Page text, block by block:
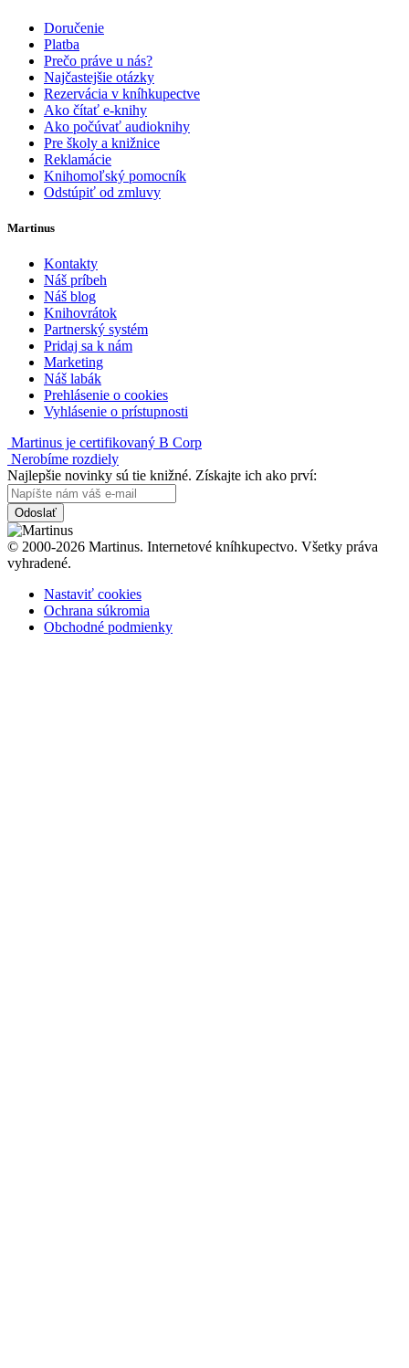
Doručenie
Platba
Prečo práve u nás?
Najčastejšie otázky
Rezervácia v kníhkupectve
Ako čítať e-knihy
Ako počúvať audioknihy
Pre školy a knižnice
Reklamácie
Knihomoľský pomocník
Odstúpiť od zmluvy
Martinus
Kontakty
Náš príbeh
Náš blog
Knihovrátok
Partnerský systém
Pridaj sa k nám
Marketing
Náš labák
Prehlásenie o cookies
Vyhlásenie o prístupnosti
Martinus je certifikovaný B Corp
Nerobíme rozdiely
Najlepšie novinky sú tie knižné. Získajte ich ako prví:
Odoslať
© 2000-2026 Martinus. Internetové kníhkupectvo. Všetky práva
vyhradené.
Nastaviť cookies
Ochrana súkromia
Obchodné podmienky